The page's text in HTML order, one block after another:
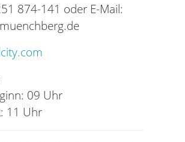
874-141 oder E-Mail:
09 Uhr
11 Uhr